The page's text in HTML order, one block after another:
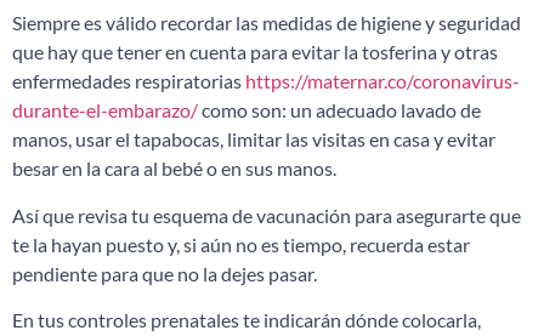
Siempre es válido recordar las medidas de higiene y seguridad
que hay que tener en cuenta para evitar la tosferina y otras
enfermedades respiratorias https://maternar.co/coronavirus-
durante-el-embarazo/como son: un adecuado lavado de
manos, usar el tapabocas, limitar las visitas en casa y evitar
besar en la cara al bebé o en sus manos.
Así que revisa tu esquema de vacunación para asegurarte que
te la hayan puesto y, si aún no es tiempo, recuerda estar
pendiente para que no la dejes pasar.
En tus controles prenatales te indicarán dónde colocarla,